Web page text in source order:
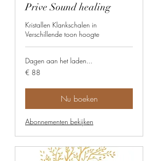
Prive Sound healing
Kristallen Klankschalen in
Verschillende toon hoogte
Dagen aan het laden...
88
euro
€ 88
Nu boeken
Abonnementen bekijken